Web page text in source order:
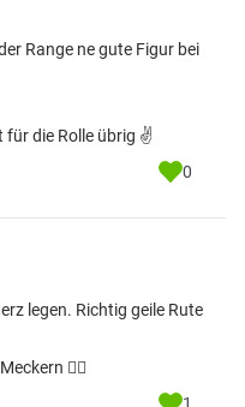
Range ne gute Figur bei
für die Rolle übrig ✌️
0
legen. Richtig geile Rute
👍🏼